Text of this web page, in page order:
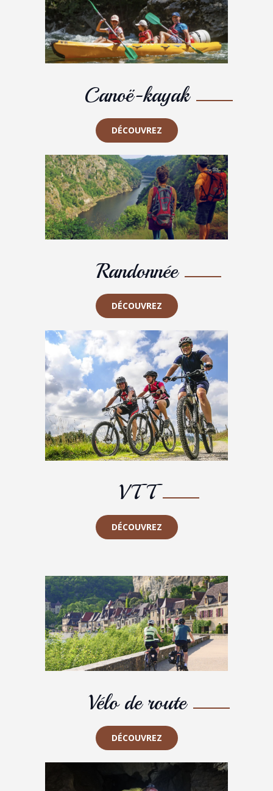
Canoë-kayak
DÉCOUVREZ
Randonnée
DÉCOUVREZ
VTT
DÉCOUVREZ
Vélo de route
DÉCOUVREZ